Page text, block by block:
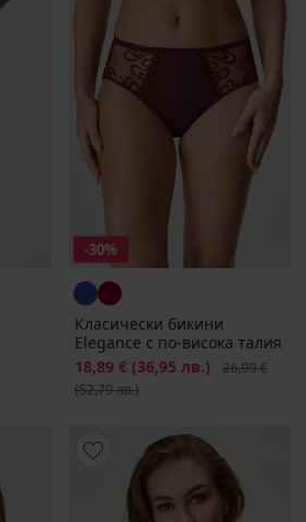
-30%
Класически бикини
Elegance с по-висока талия
Намаление
18,89 € (36,95 лв.)
26,99 €
(52,79 лв.)